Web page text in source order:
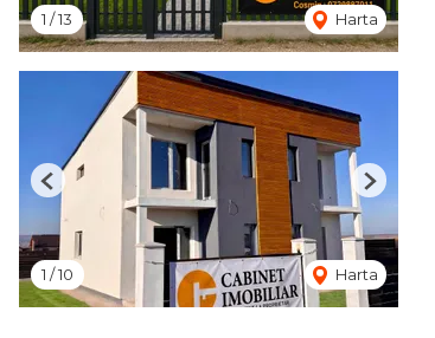
1 /13 Harta
1 /10 Harta
Previous Next